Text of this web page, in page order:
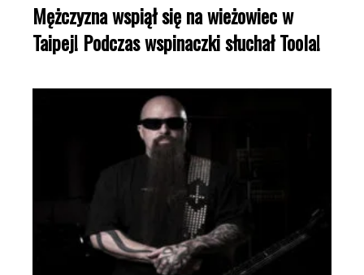
Mężczyzna wspiął się na wieżowiec w
Taipej! Podczas wspinaczki słuchał Toola!